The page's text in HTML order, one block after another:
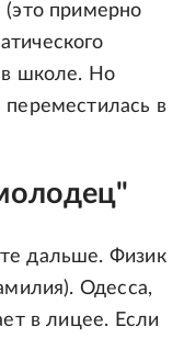
(это примерно
в школе. Но
переместилась в
дальше. Физик
Одесса,
в лицее. Если